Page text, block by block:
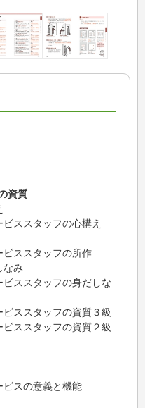
資質
ススタッフの心構え
ススタッフの所作
み
ススタッフの身だしな
ススタッフの資質３級
ススタッフの資質２級
スの意義と機能